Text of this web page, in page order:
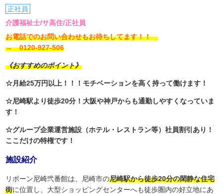
正社員
介護福祉士/サ高住/正社員
お電話でのお問い合わせもお待ちしてます！！
→ 0120-927-506
《おすすめのポイント》
☆月給25万円以上！！！モチベーションを高く持って働けます！
☆尼崎駅より徒歩20分！大阪や神戸からも通勤しやすくなっていま
す！
☆グループ企業運営施設（ホテル・レストラン等）社員割引あり！
ここだけの特権です！
施設紹介
リボーン尼崎弐番館は、尼崎市の尼崎駅から徒歩20分の閑静な住宅
街に位置し、大型ショッピングセンターへも徒歩圏内の好立地にあ